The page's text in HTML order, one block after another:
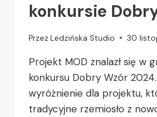
konkursie
Przez Ledzińska Studio 30
Projekt MOD znalazł się w
konkursu Dobry Wzór
wyróżnienie dla projektu,
tradycyjne rzemiosło z